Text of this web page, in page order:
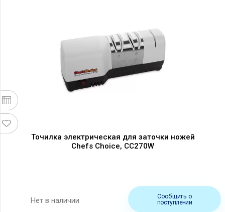
Точилка электрическая для заточки ножей
Chefs Choice, CC270W
Нет в наличии
Сообщить о
поступлении